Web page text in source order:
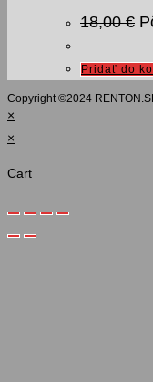
18,00€
Pridať do
Copyright ©️2024
×
×
Cart